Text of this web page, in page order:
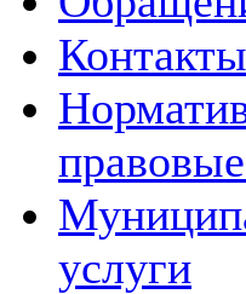
Контакты
услуги